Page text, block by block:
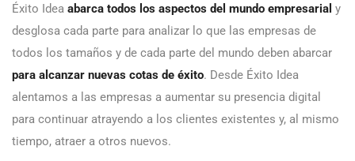
Éxito Idea abarca todos los aspectos del mundo empresarial y
desglosa cada parte para analizar lo que las empresas de
todos los tamaños y de cada parte del mundo deben abarcar
para alcanzar nuevas cotas de éxito. Desde Éxito Idea
alentamos a las empresas a aumentar su presencia digital
para continuar atrayendo a los clientes existentes y, al mismo
tiempo, atraer a otros nuevos.